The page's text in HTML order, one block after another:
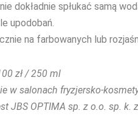
dokładnie spłukać samą
upodobań.
na farbowanych lub
zł / 250 ml
w salonach fryzjersko-
JBS OPTIMA sp. z o.o. sp. k.